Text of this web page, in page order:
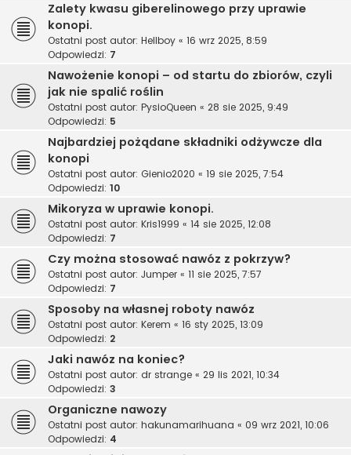
Zalety kwasu giberelinowego przy uprawie
konopi.
Ostatni post autor: Hellboy « 16 wrz 2025, 8:59
Odpowiedzi: 7
Nawożenie konopi – od startu do zbiorów, czyli
jak nie spalić roślin
Ostatni post autor: PysioQueen « 28 sie 2025, 9:49
Odpowiedzi: 5
Najbardziej pożądane składniki odżywcze dla
konopi
Ostatni post autor: Gienio2020 « 19 sie 2025, 7:54
Odpowiedzi: 10
Mikoryza w uprawie konopi.
Ostatni post autor: Kris1999 « 14 sie 2025, 12:08
Odpowiedzi: 7
Czy można stosować nawóz z pokrzyw?
Ostatni post autor: Jumper « 11 sie 2025, 7:57
Odpowiedzi: 7
Sposoby na własnej roboty nawóz
Ostatni post autor: Kerem « 16 sty 2025, 13:09
Odpowiedzi: 2
Jaki nawóz na koniec?
Ostatni post autor: dr strange « 29 lis 2021, 10:34
Odpowiedzi: 3
Organiczne nawozy
Ostatni post autor: hakunamarihuana « 09 wrz 2021, 10:06
Odpowiedzi: 4